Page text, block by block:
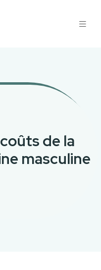
de la
masculine